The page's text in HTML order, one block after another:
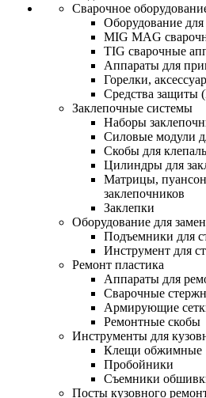
Сварочное
Оборудование
MIG MAG
TIG сварочные
Аппараты для
Горелки,
Средства защиты
Заклепочные системы
Наборы
Силовые модули
Скобы для
Цилиндры для
Матрицы,
заклепочников
Заклепки
Оборудование для
Подъемники для
Инструмент для
Ремонт пластика
Аппараты для
Сварочные
Армирующие
Ремонтные скобы
Инструменты для
Клещи обжимные
Пробойники
Съемники
Посты кузовного